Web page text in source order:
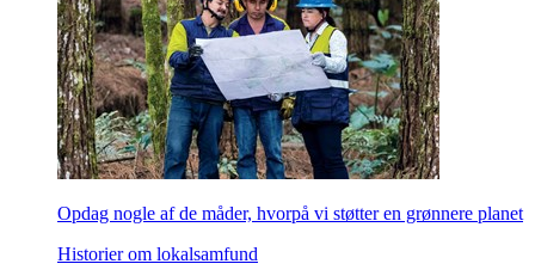
Opdag nogle af de måder, hvorpå vi støtter en grønnere planet
Historier om lokalsamfund